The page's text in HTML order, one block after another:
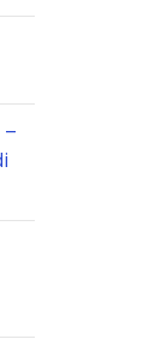
ASST Santi
–